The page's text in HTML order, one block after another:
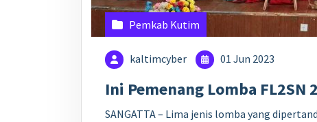
Pemkab Kutim
kaltimcyber 01 Jun 2023
Ini Pemenang Lomba
SANGATTA – Lima jenis lomba yang